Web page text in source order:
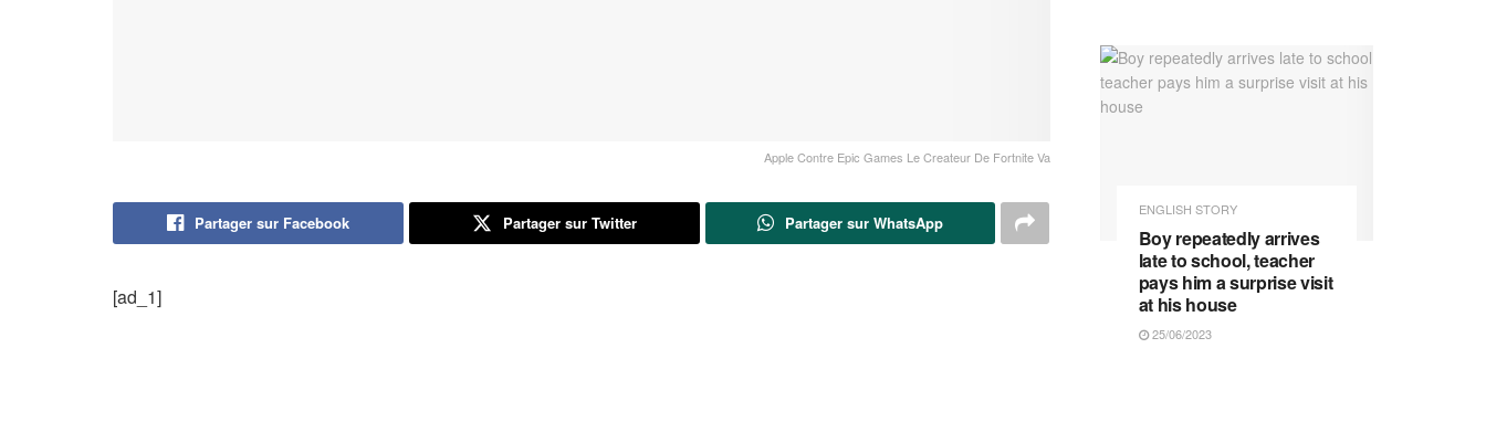
Apple Contre Epic Games Le Createur De Fortnite Va
Partager sur Facebook Partager sur Twitter Partager sur WhatsApp
[ad_1]
ENGLISH STORY
Boy repeatedly arrives
late to school, teacher
pays him a surprise visit
at his house
25/06/2023